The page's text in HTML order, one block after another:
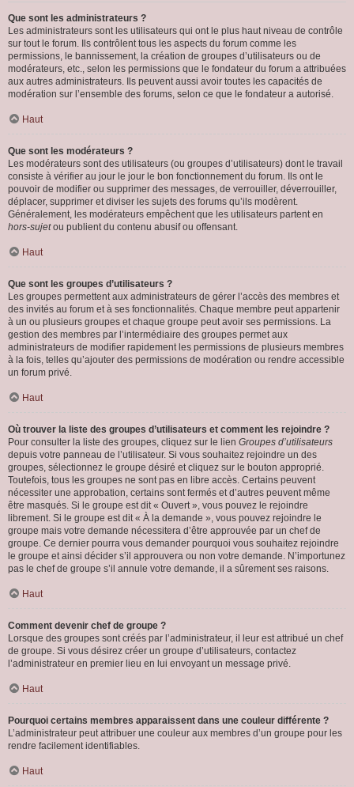
Que sont les administrateurs ?
Les administrateurs sont les utilisateurs qui ont le plus haut niveau de contrôle
sur tout le forum. Ils contrôlent tous les aspects du forum comme les
permissions, le bannissement, la création de groupes d’utilisateurs ou de
modérateurs, etc., selon les permissions que le fondateur du forum a attribuées
aux autres administrateurs. Ils peuvent aussi avoir toutes les capacités de
modération sur l’ensemble des forums, selon ce que le fondateur a autorisé.
Haut
Que sont les modérateurs ?
Les modérateurs sont des utilisateurs (ou groupes d’utilisateurs) dont le travail
consiste à vérifier au jour le jour le bon fonctionnement du forum. Ils ont le
pouvoir de modifier ou supprimer des messages, de verrouiller, déverrouiller,
déplacer, supprimer et diviser les sujets des forums qu’ils modèrent.
Généralement, les modérateurs empêchent que les utilisateurs partent en
hors-sujetou publient du contenu abusif ou offensant.
Haut
Que sont les groupes d’utilisateurs ?
Les groupes permettent aux administrateurs de gérer l’accès des membres et
des invités au forum et à ses fonctionnalités. Chaque membre peut appartenir
à un ou plusieurs groupes et chaque groupe peut avoir ses permissions. La
gestion des membres par l’intermédiaire des groupes permet aux
administrateurs de modifier rapidement les permissions de plusieurs membres
à la fois, telles qu’ajouter des permissions de modération ou rendre accessible
un forum privé.
Haut
Où trouver la liste des groupes d’utilisateurs et comment les rejoindre ?
Pour consulter la liste des groupes, cliquez sur le lien Groupes d’utilisateurs
depuis votre panneau de l’utilisateur. Si vous souhaitez rejoindre un des
groupes, sélectionnez le groupe désiré et cliquez sur le bouton approprié.
Toutefois, tous les groupes ne sont pas en libre accès. Certains peuvent
nécessiter une approbation, certains sont fermés et d’autres peuvent même
être masqués. Si le groupe est dit « Ouvert », vous pouvez le rejoindre
librement. Si le groupe est dit « À la demande », vous pouvez rejoindre le
groupe mais votre demande nécessitera d’être approuvée par un chef de
groupe. Ce dernier pourra vous demander pourquoi vous souhaitez rejoindre
le groupe et ainsi décider s’il approuvera ou non votre demande. N’importunez
pas le chef de groupe s’il annule votre demande, il a sûrement ses raisons.
Haut
Comment devenir chef de groupe ?
Lorsque des groupes sont créés par l’administrateur, il leur est attribué un chef
de groupe. Si vous désirez créer un groupe d’utilisateurs, contactez
l’administrateur en premier lieu en lui envoyant un message privé.
Haut
Pourquoi certains membres apparaissent dans une couleur différente ?
L’administrateur peut attribuer une couleur aux membres d’un groupe pour les
rendre facilement identifiables.
Haut